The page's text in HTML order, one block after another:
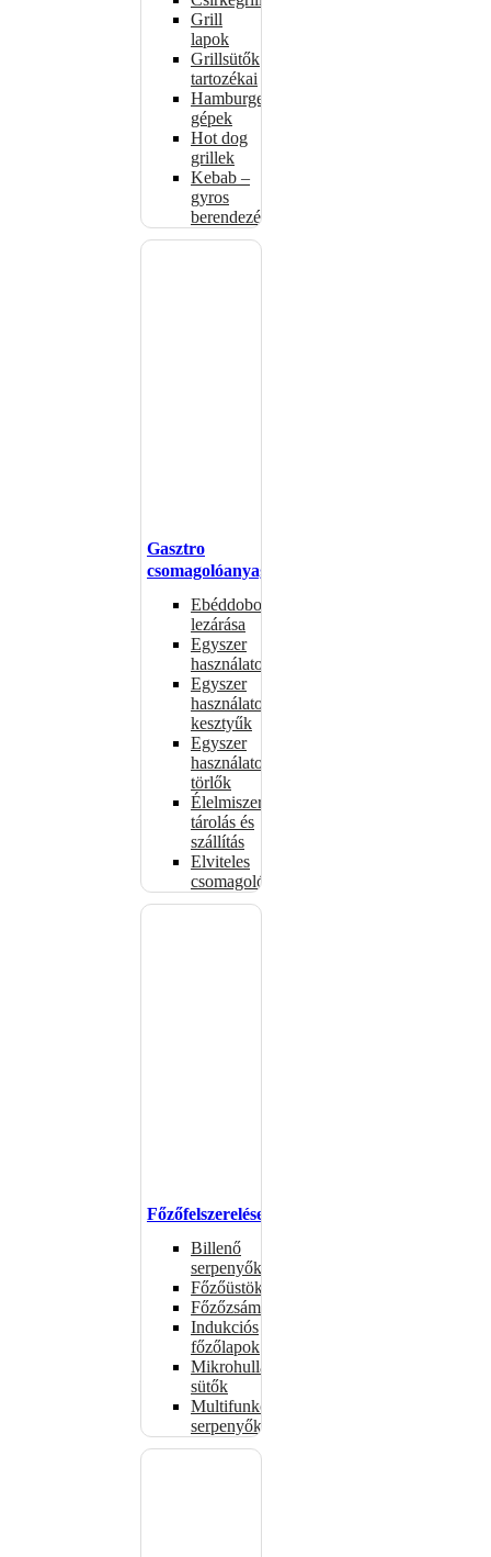
Grill
lapok
Grillsütők
tartozékai
Hamburgerformázó
gépek
Hot dog
grillek
Kebab –
gyros
berendezés
Gasztro
csomagolóanyagok
Ebéddobozok
lezárása
Egyszer
használatos
Egyszer
használatos
kesztyűk
Egyszer
használatos
törlők
Élelmiszer-
tárolás és
szállítás
Elviteles
csomagolóanyagok
Főzőfelszerelések
Billenő
serpenyők
Főzőüstök
Főzőzsámolyok
Indukciós
főzőlapok
Mikrohullámú
sütők
Multifunkciós
serpenyők